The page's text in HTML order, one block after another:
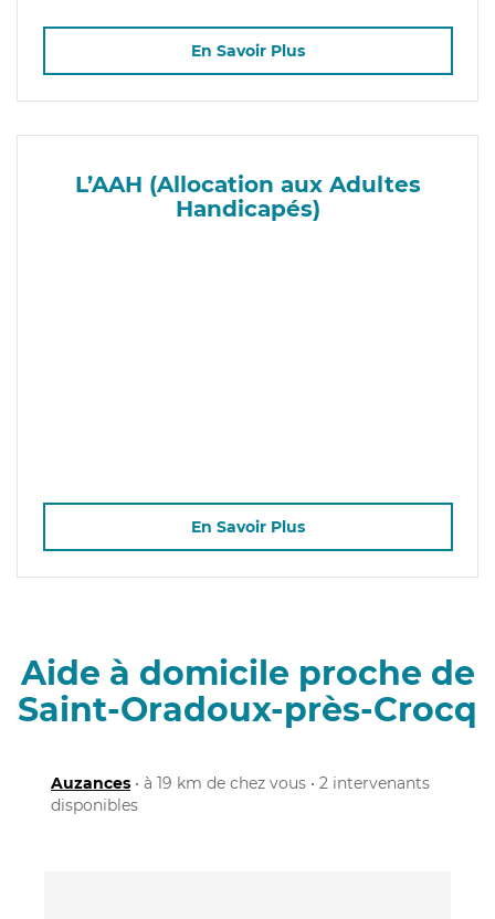
En Savoir Plus
L’AAH (Allocation aux Adultes
Handicapés)
En Savoir Plus
Aide à domicile proche de
Saint-Oradoux-près-Crocq
Auzances • à 19 km de chez vous • 2 intervenants
disponibles